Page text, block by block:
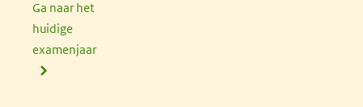
Ga naar het
huidige
examenjaar